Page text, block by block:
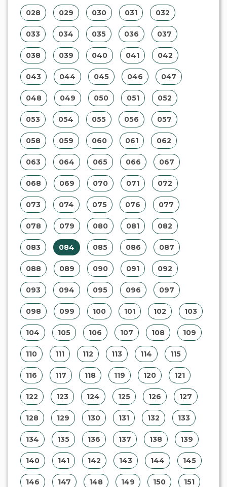
028 029 030 031 032
033 034 035 036 037
038 039 040 041 042
043 044 045 046 047
048 049 050 051 052
053 054 055 056 057
058 059 060 061 062
063 064 065 066 067
068 069 070 071 072
073 074 075 076 077
078 079 080 081 082
083 084 085 086 087
088 089 090 091 092
093 094 095 096 097
098 099 100 101 102 103
104 105 106 107 108 109
110 111 112 113 114 115
116 117 118 119 120 121
122 123 124 125 126 127
128 129 130 131 132 133
134 135 136 137 138 139
140 141 142 143 144 145
146 147 148 149 150 151